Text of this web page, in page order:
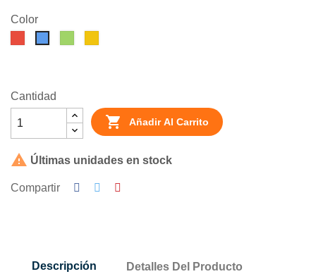
Color
Cantidad
 Añadir Al Carrito
 Últimas unidades en stock
Compartir
Descripción Detalles Del Producto